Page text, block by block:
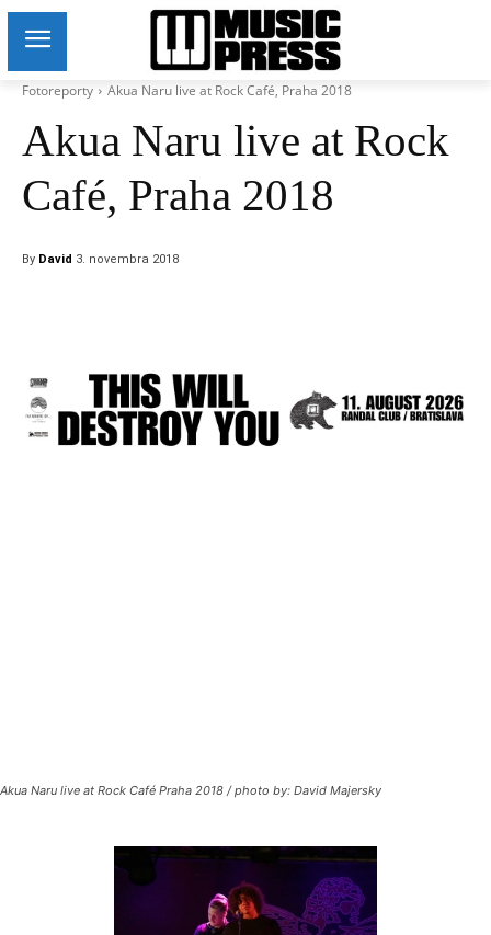
Fotoreporty Akua Naru live at Rock Café, Praha 2018
Akua Naru live at Rock
Café, Praha 2018
By David 3. novembra 2018
Akua Naru live at Rock Café Praha 2018 / photo by: David Majersky